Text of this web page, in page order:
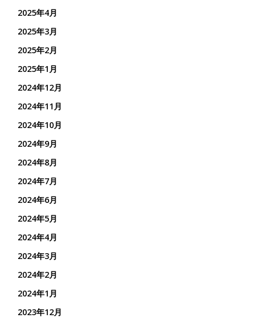
2025年4月
2025年3月
2025年2月
2025年1月
2024年12月
2024年11月
2024年10月
2024年9月
2024年8月
2024年7月
2024年6月
2024年5月
2024年4月
2024年3月
2024年2月
2024年1月
2023年12月